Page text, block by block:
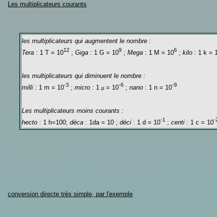
Les multiplicateurs courants
les multiplicateurs qui augmentent le nombre :
Tera: 1 T = 1012; Giga: 1 G = 109; Mega: 1 M = 106; kilo: 1 k =
les multiplicateurs qui diminuent le nombre :
milli: 1 m = 10-3; micro: 1 µ= 10-6; nano: 1 n = 10-9
Les multiplicateurs moins courants :
hecto: 1 h=100; déca: 1da = 10 ; déci: 1 d = 10-1 ; centi: 1 c = 10-
conversion directe très simple, par l'exemple